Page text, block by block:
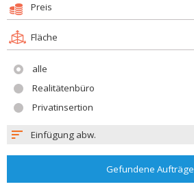
Preis
Fläche
alle
Realitätenbüro
Privatinsertion
Einfügung abw.
Gefundene Aufträge